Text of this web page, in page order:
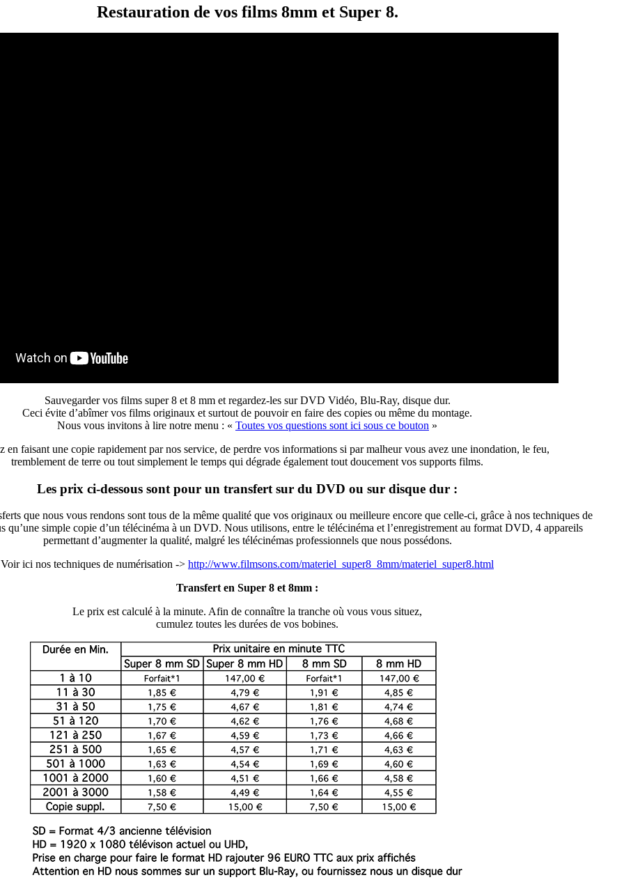
Restauration de vos films 8mm et Super 8.
Sauvegarder vos films super 8 et 8 mm et regardez-les sur DVD Vidéo, Blu-Ray, disque dur.
Ceci évite d’abîmer vos films originaux et surtout de pouvoir en faire des copies ou même du montage.
Nous vous invitons à lire notre menu : « Toutes vos questions sont ici sous ce bouton »
en faisant une copie rapidement par nos service, de perdre vos informations si par malheur vous avez une inondation, le feu,
tremblement de terre ou tout simplement le temps qui dégrade également tout doucement vos supports films.
Les prix ci-dessous sont pour un transfert sur du DVD ou sur disque dur :
que nous vous rendons sont tous de la même qualité que vos originaux ou meilleure encore que celle-ci, grâce à nos techniques de
qu’une simple copie d’un télécinéma à un DVD. Nous utilisons, entre le télécinéma et l’enregistrement au format DVD, 4 appareils
permettant d’augmenter la qualité, malgré les télécinémas professionnels que nous possédons.
Voir ici nos techniques de numérisation -> http://www.filmsons.com/materiel_super8_8mm/materiel_super8.html
Transfert en Super 8 et 8mm :
Le prix est calculé à la minute. Afin de connaître la tranche où vous vous situez,
cumulez toutes les durées de vos bobines.